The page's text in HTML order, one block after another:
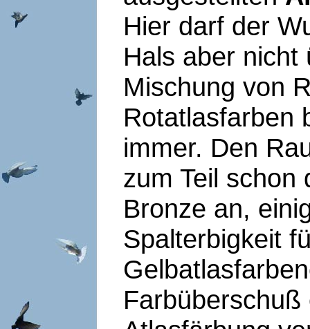
Hier darf der
Hals aber nicht
Mischung von
Rotatlasfarben
immer. Den
zum Teil schon
Bronze an,
Spalterbigkeit